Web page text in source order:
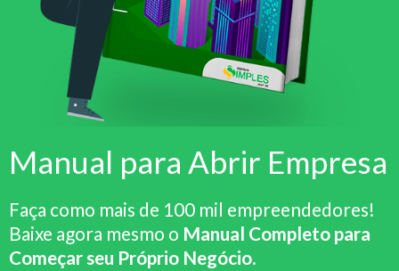
Manual para Abrir Empresa
Faça como mais de 100 mil empreendedores!
Baixe agora mesmo o Manual Completo para
Começar seu Próprio Negócio.